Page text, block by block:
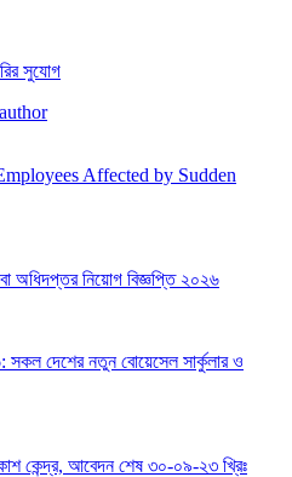
সুযোগ
Affected by Sudden
নিয়োগ বিজ্ঞপ্তি ২০২৬
সকল দেশের নতুন বোয়েসেল সার্কুলার ও
কেন্দ্র, আবেদন শেষ ৩০-০৯-২৩ খ্রিঃ